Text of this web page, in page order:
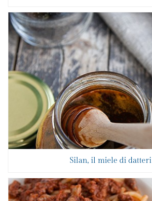
Silan, il miele di datteri